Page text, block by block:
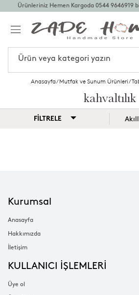
Ürünleriniz Hemen Kargoda 0544 9646919
Anasayfa/Mutfak ve Sunum Ürünleri/
kahvaltılık
FİLTRELE
Kurumsal
Anasayfa
Hakkımızda
İletişim
KULLANICI İŞLEMLERİ
Üye ol